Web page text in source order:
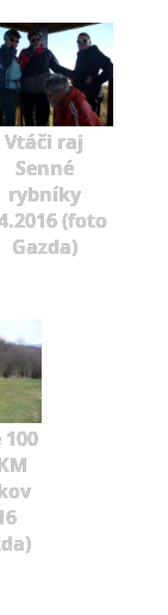
Vtáči raj
Senné
rybníky
(foto
Gazda)